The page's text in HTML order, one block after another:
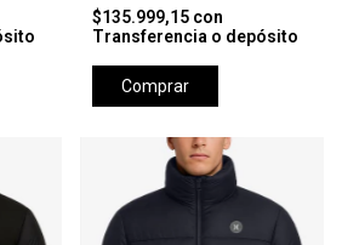
$135.999,15 con
Transferencia o depósito
Comprar